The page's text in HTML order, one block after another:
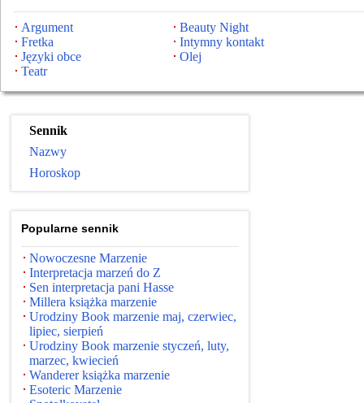
Argument
Beauty Night
Fretka
Intymny kontakt
Języki obce
Olej
Teatr
Sennik
Nazwy
Horoskop
Popularne sennik
Nowoczesne Marzenie
Interpretacja marzeń do Z
Sen interpretacja pani Hasse
Millera książka marzenie
Urodziny Book marzenie maj, czerwiec,
lipiec, sierpień
Urodziny Book marzenie styczeń, luty,
marzec, kwiecień
Wanderer książka marzenie
Esoteric Marzenie